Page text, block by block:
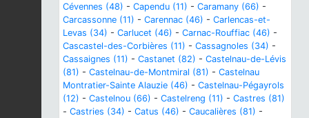
Cévennes (48) - Capendu (11) - Caramany (66) -
Carcassonne (11) - Carennac (46) - Carlencas-et-
Levas (34) - Carlucet (46) - Carnac-Rouffiac (46) -
Cascastel-des-Corbières (11) - Cassagnoles (34) -
Cassaignes (11) - Castanet (82) - Castelnau-de-Lévis
(81) - Castelnau-de-Montmiral (81) - Castelnau
Montratier-Sainte Alauzie (46) - Castelnau-Pégayrols
(12) - Castelnou (66) - Castelreng (11) - Castres (81)
- Castries (34) - Catus (46) - Caucalières (81) -